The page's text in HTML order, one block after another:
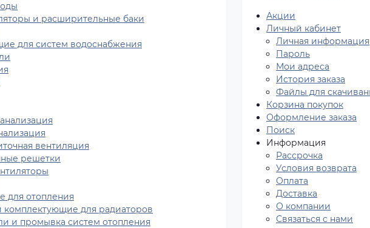
и расширительные баки
для систем водоснабжения
вентиляция
решетки
для отопления
комплектующие для радиаторов
и промывка систем отопления
Акции
Личный кабинет
Личная информация
Пароль
Мои адреса
История заказа
Файлы для
Корзина покупок
Оформление заказа
Поиск
Информация
Рассрочка
Условия возврата
Оплата
Доставка
О компании
Связаться с нами